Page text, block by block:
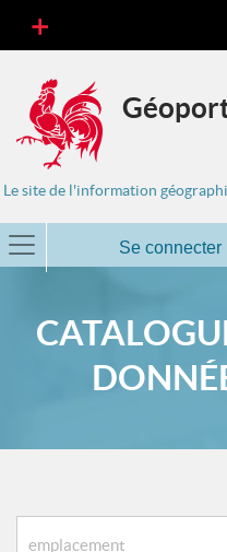
Le site de l'information
Se connecter